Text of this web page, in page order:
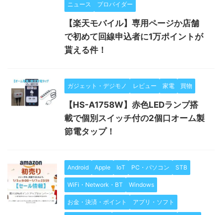
ニュース プロバイダー
【楽天モバイル】専用ページか店舗
で初めて回線申込者に1万ポイントが
貰える件！
ガジェット・デジモノ レビュー 家電 買物
【HS-A1758W】赤色LEDランプ搭
載で個別スイッチ付の2個口オーム製
節電タップ！
Android Apple IoT PC・パソコン STB
WiFi・Network・BT Windows
お金・決済・ポイント アプリ・ソフト